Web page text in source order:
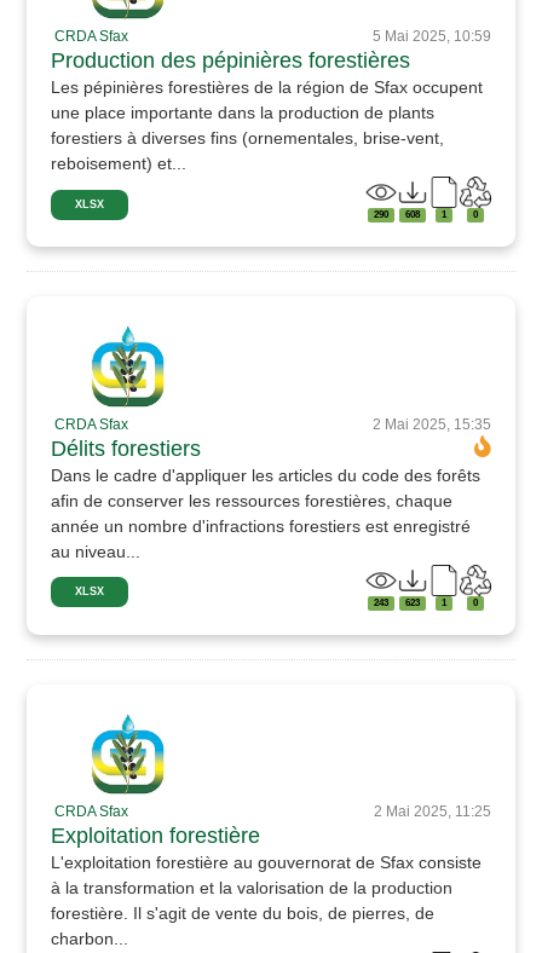
CRDA Sfax 5 Mai 2025, 10:59
Production des pépinières forestières
Les pépinières forestières de la région de Sfax occupent
une place importante dans la production de plants
forestiers à diverses fins (ornementales, brise-vent,
reboisement) et...
XLSX
290 608 1 0
CRDA Sfax 2 Mai 2025, 15:35
Délits forestiers
Dans le cadre d'appliquer les articles du code des forêts
afin de conserver les ressources forestières, chaque
année un nombre d'infractions forestiers est enregistré
au niveau...
XLSX
243 623 1 0
CRDA Sfax 2 Mai 2025, 11:25
Exploitation forestière
L'exploitation forestière au gouvernorat de Sfax consiste
à la transformation et la valorisation de la production
forestière. Il s'agit de vente du bois, de pierres, de
charbon...